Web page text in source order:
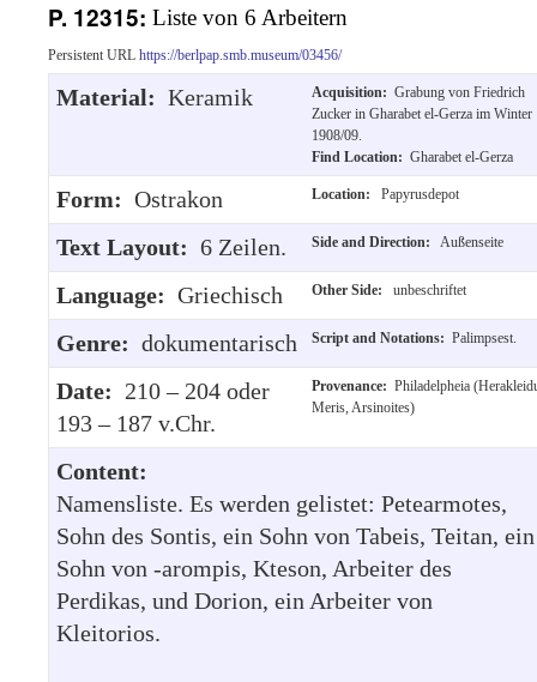
P. 12315: Liste von 6 Arbeitern
Persistent URL https://berlpap.smb.museum/03456/
Material: Keramik Acquisition: Grabung von Friedrich
Zucker in Gharabet el-Gerza im Winter
1908/09.
Find Location: Gharabet el-Gerza
Form: Ostrakon Location: Papyrusdepot
Text Layout: 6 Zeilen. Side and Direction: Außenseite
Language: Griechisch Other Side: unbeschriftet
Genre: dokumentarisch Script and Notations: Palimpsest.
Date: 210 – 204 oder
193 – 187 v.Chr.
Provenance: Philadelpheia
Meris, Arsinoites)
Content:
Namensliste. Es werden gelistet: Petearmotes,
Sohn des Sontis, ein Sohn von Tabeis, Teitan, ein
Sohn von -arompis, Kteson, Arbeiter des
Perdikas, und Dorion, ein Arbeiter von
Kleitorios.